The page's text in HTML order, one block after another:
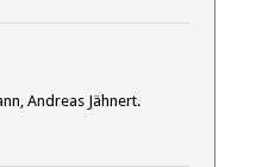
Andreas Jähnert.